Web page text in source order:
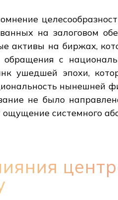
на залоговом
активы на биржах,
с
ушедшей эпохи,
нынешней
не было
ощущение системного